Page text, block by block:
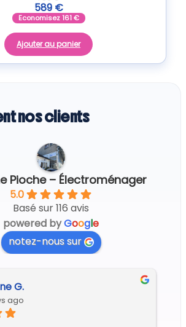
589 €
Economisez161€
Ajouter au panier
nos clients
Pioche – Électroménager
5.0
Basé sur 116 avis
powered byGoogle
notez-nous sur
G.
ago